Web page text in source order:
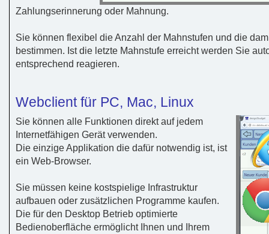
Zahlungserinnerung oder Mahnung.
Sie können flexibel die Anzahl der Mahnstufen und die
bestimmen. Ist die letzte Mahnstufe erreicht werden Sie
entsprechend reagieren.
Webclient für PC, Mac, Linux
Sie können alle Funktionen direkt auf jedem
Internetfähigen Gerät verwenden.
Die einzige Applikation die dafür notwendig ist, ist
ein Web-Browser.
Sie müssen keine kostspielige Infrastruktur
aufbauen oder zusätzlichen Programme kaufen.
Die für den Desktop Betrieb optimierte
Bedienoberfläche ermöglicht Ihnen und Ihrem